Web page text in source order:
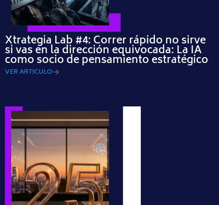
Xtrategia Lab #4: Correr rápido no sirve
si vas en la dirección equivocada: La IA
como socio de pensamiento estratégico
VER ARTICULO